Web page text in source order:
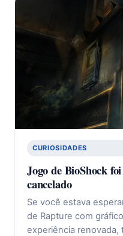
CURIOSIDADES
Jogo de BioShock
cancelado
Se você estava
de Rapture com
experiência renovada,